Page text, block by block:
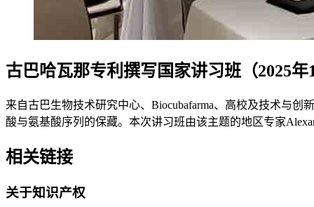
古巴哈瓦那专利撰写国家讲习班（2025年
来自古巴生物技术研究中心、Biocubafarma、高校及技术与
酸与氨基酸序列的保藏。本次讲习班由该主题的地区专家
相关链接
关于知识产权